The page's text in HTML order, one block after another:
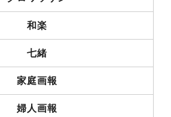
和楽
七緒
家庭画報
婦人画報